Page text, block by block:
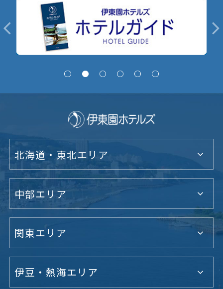
北海道・東北エリア
中部エリア
関東エリア
伊豆・熱海エリア